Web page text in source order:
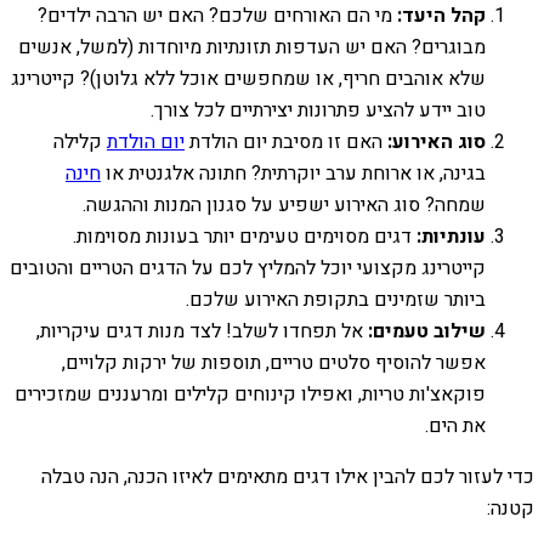
קהל היעד: מי הם האורחים שלכם? האם יש הרבה ילדים?
מבוגרים? האם יש העדפות תזונתיות מיוחדות (למשל, אנשים
שלא אוהבים חריף, או שמחפשים אוכל ללא גלוטן)? קייטרינג
טוב יידע להציע פתרונות יצירתיים לכל צורך.
סוג האירוע: האם זו מסיבת יום הולדתיום הולדתקלילה
בגינה, או ארוחת ערב יוקרתית? חתונה אלגנטית אוחינה
שמחה? סוג האירוע ישפיע על סגנון המנות וההגשה.
עונתיות: דגים מסוימים טעימים יותר בעונות מסוימות.
קייטרינג מקצועי יוכל להמליץ לכם על הדגים הטריים והטובים
ביותר שזמינים בתקופת האירוע שלכם.
שילוב טעמים: אל תפחדו לשלב! לצד מנות דגים עיקריות,
אפשר להוסיף סלטים טריים, תוספות של ירקות קלויים,
פוקאצ'ות טריות, ואפילו קינוחים קלילים ומרעננים שמזכירים
את הים.
כדי לעזור לכם להבין אילו דגים מתאימים לאיזו הכנה, הנה טבלה
קטנה: